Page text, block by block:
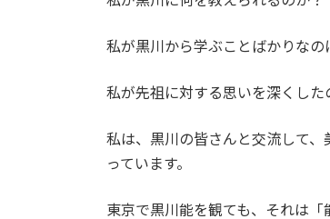
私が黒川から学ぶことばかりなの
私が先祖に対する思いを深くした
私は、黒川の皆さんと交流して
っています。
東京で黒川能を観ても、それは